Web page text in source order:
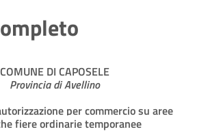
COMUNE DI CAPOSELE
Provincia di Avellino
per commercio su aree
fiere ordinarie temporanee